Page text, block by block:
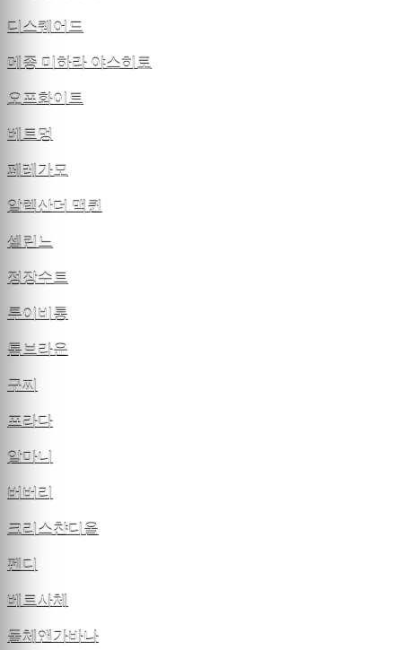
디스퀘어드
메종 미하라 야스히로
오프화이트
베트멍
페레가모
알렉산더 맥퀸
셀린느
정장수트
루이비통
톰브라운
구찌
프라다
알마니
버버리
크리스챤디올
펜디
베르사체
돌체앤가바나